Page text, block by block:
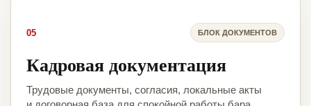
05 БЛОК ДОКУМЕНТОВ
Кадровая документация
Трудовые документы, согласия, локальные акты